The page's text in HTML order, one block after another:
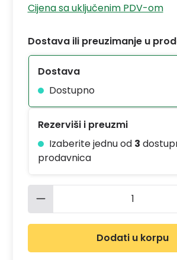
Cijena sa uključenim PDV-om
Dostava ili preuzimanje u
Dostava
Dostupno
Rezerviši i preuzmi
Izaberite jednu od 3
prodavnica
Količina proizvoda:
Dodati u korpu